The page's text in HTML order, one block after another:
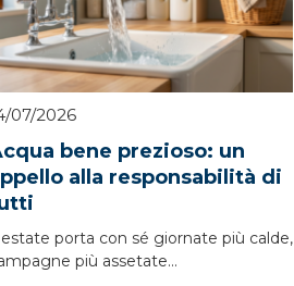
07/2026
bene prezioso: un
alla responsabilità di
porta con sé giornate più calde,
più assetate...